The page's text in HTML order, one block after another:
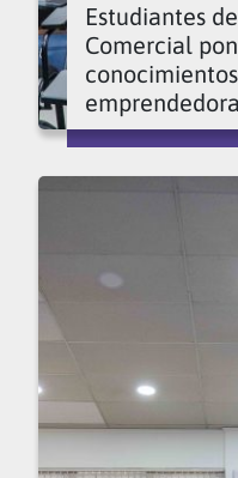
Estudiantes
Comercial